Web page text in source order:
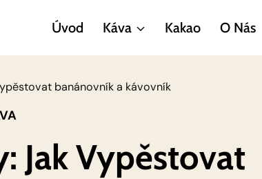
Úvod Káva Kakao O Nás
banánovník a kávovník
Jak Vypěstovat